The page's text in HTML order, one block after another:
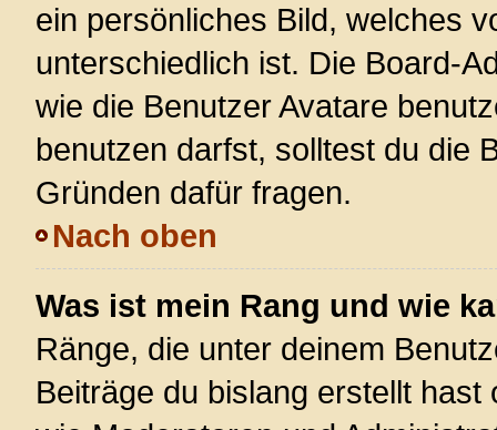
ein persönliches Bild, welches
unterschiedlich ist. Die Board-
wie die Benutzer Avatare
benutzen darfst, solltest du die
Gründen dafür fragen.
Nach oben
Was ist mein Rang und wie
Ränge, die unter deinem
Beiträge du bislang erstellt